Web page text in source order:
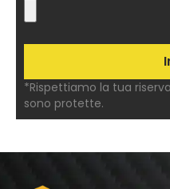
*Rispettiamo la tua
sono protette.